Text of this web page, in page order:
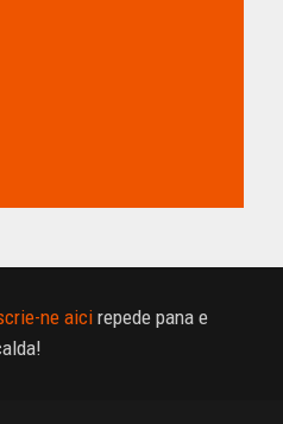
ne aicirepede pana e